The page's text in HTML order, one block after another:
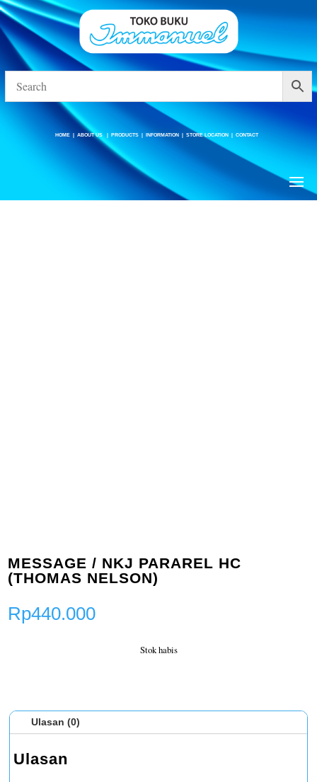
ABOUT US |STORE LOCATION
HOME |ABOUT US |PRODUCTS |INFORMATION |STORE LOCATION |CONTACT
MESSAGE / NKJ PARAREL HC
(THOMAS NELSON)
Rp440.000
Stok habis
Ulasan (0)
Ulasan